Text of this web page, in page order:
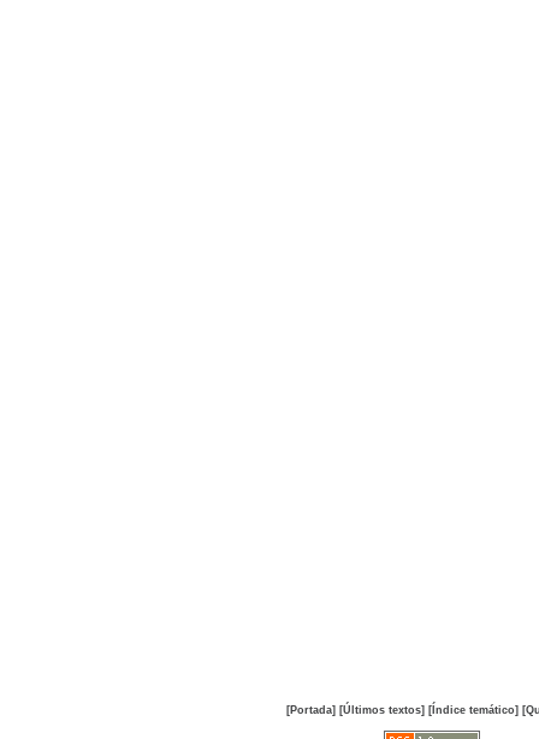
[Portada] [Últimos textos] [Índice temático]